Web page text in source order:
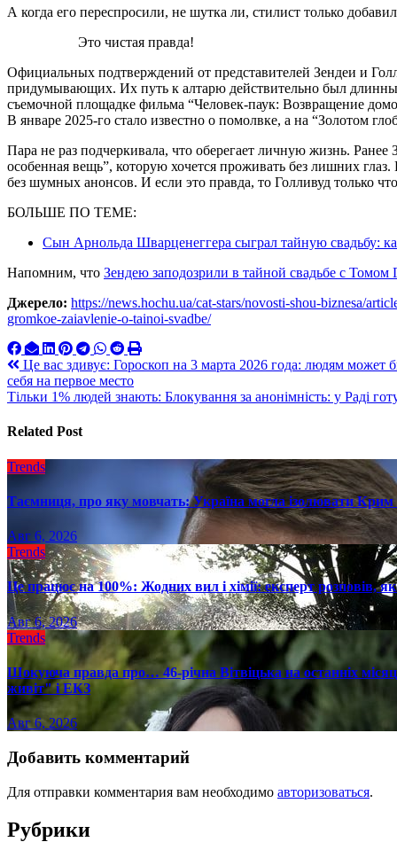
А когда его переспросили, не шутка ли, стилист только
Это чистая правда!
Официальных подтверждений от представителей Зендеи и
придумывающих. Их путь к алтарю действительно был
съемочной площадке фильма “Человек-паук: Возвращение
В январе 2025-го стало известно о помолвке, а на “Золотом
Пара не раз подчеркивала, что оберегает личную жизнь. Ранее
особенная вещь”, которую хочется проживать без лишних
без шумных анонсов. И если это правда, то Голливуд только
БОЛЬШЕ ПО ТЕМЕ:
Сын Арнольда Шварценеггера сыграл тайную свадьбу:
Напомним, что Зендею заподозрили в тайной свадьбе с Томом
Джерело: https://news.hochu.ua/cat-stars/novosti-shou-biznesa/
gromkoe-zaiavlenie-o-tainoi-svadbe/
Навигация
по
Це вас здивує: Гороскоп на 3 марта 2026 года: людям может
себя на первое место
Тільки 1% людей знають: Блокування за анонімність: у Раді
Related Post
Trends
Таємниця, про яку мовчать: Україна могла ізолювати
Авг 6, 2026
Trends
Це працює на 100%: Жодних вил і хімії: експерт розповів,
Авг 6, 2026
Trends
Шокуюча правда про… 46-річна Вітвіцька на останніх
живіт" і ЕКЗ
Авг 6, 2026
Добавить комментарий
Для отправки комментария вам необходимо авторизоваться.
Рубрики